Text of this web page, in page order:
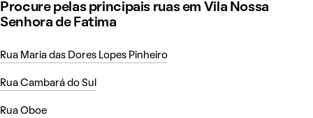
Procure pelas principais ruas em Vila Nossa
Senhora de Fatima
Rua Maria das Dores Lopes Pinheiro
Rua Cambará do Sul
Rua Oboe